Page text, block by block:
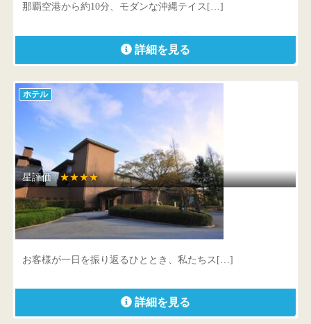
那覇空港から約10分、モダンな沖縄テイス[…]
詳細を見る
ホテル
星評価 :★★★★
グレートアイランド倶楽部
千葉県 長生郡長南町佐坪1782
お客様が一日を振り返るひととき、私たちス[…]
詳細を見る